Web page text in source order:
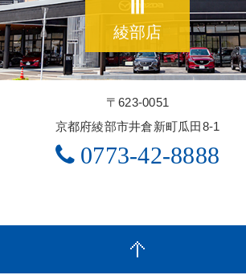
綾部店
〒623-0051
京都府綾部市井倉新町瓜田8-1
0773-42-8888